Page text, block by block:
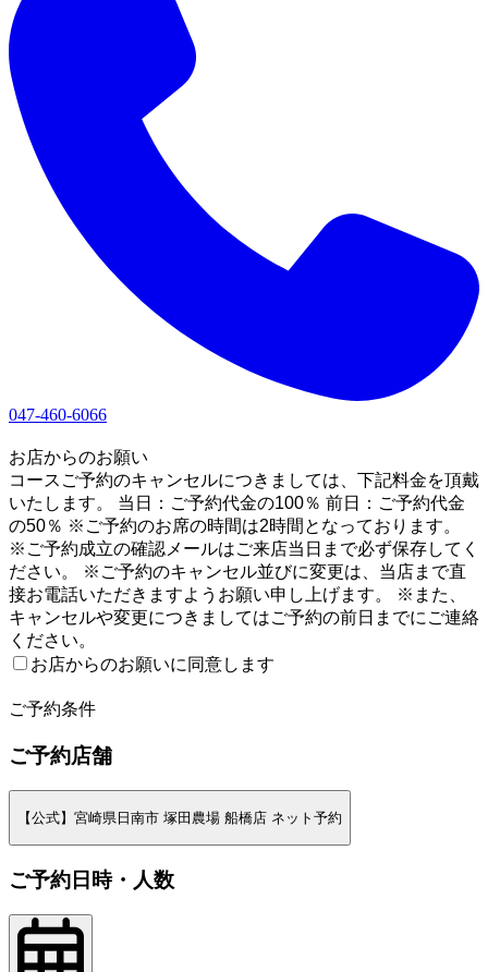
047-460-6066
お店からのお願い
コースご予約のキャンセルにつきましては、下記料金を頂戴
いたします。 当日：ご予約代金の100％ 前日：ご予約代金
の50％ ※ご予約のお席の時間は2時間となっております。
※ご予約成立の確認メールはご来店当日まで必ず保存してく
ださい。 ※ご予約のキャンセル並びに変更は、当店まで直
接お電話いただきますようお願い申し上げます。 ※また、
キャンセルや変更につきましてはご予約の前日までにご連絡
ください。
お店からのお願いに同意します
ご予約条件
ご予約店舗
【公式】宮崎県日南市 塚田農場 船橋店 ネット予約
ご予約日時・人数